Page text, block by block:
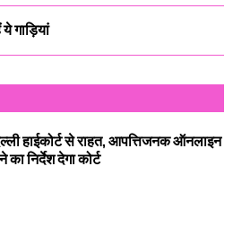
गाड़ियां
हाईकोर्ट से राहत, आपत्तिजनक ऑनलाइन
निर्देश देगा कोर्ट